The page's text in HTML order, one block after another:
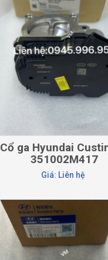
CHI TIẾT
Cổ ga Hyundai
351002M417
Giá: Liên hệ
CHI TIẾT